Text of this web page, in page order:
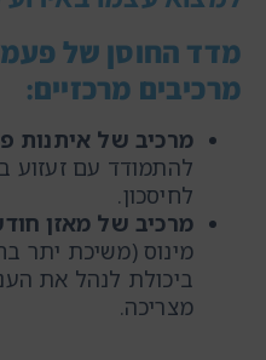
מדד החוסן של
מרכיבים מרכזיים:
מרכיב של איתנות
להתמודד עם זעזוע
לחיסכון.
מרכיב של מאזן
מינוס (משיכת יתר
ביכולת לנהל את
מצריכה.